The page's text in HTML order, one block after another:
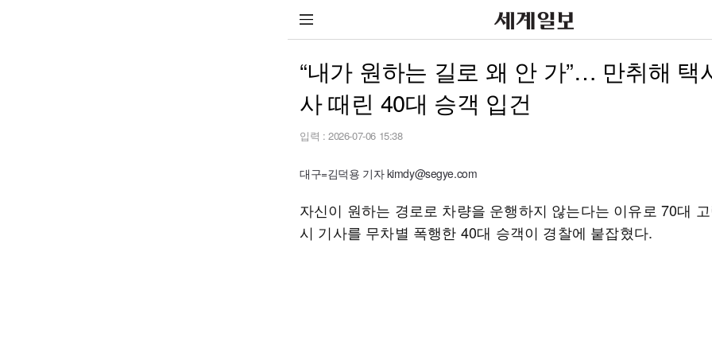
“내가 원하는 길로 왜 안 가”… 만취해 택
사 때린 40대 승객 입건
입력 : 2026-07-06 15:38
대구=김덕용 기자 kimdy@segye.com
자신이 원하는 경로로 차량을 운행하지 않는다는 이유로 70대
시 기사를 무차별 폭행한 40대 승객이 경찰에 붙잡혔다.